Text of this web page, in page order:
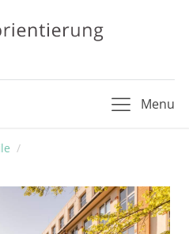
Menu
/